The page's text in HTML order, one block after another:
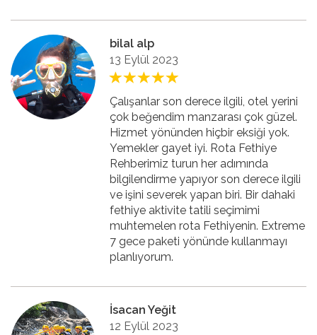
bilal alp
13 Eylül 2023
Çalışanlar son derece ilgili, otel yerini
çok beğendim manzarası çok güzel.
Hizmet yönünden hiçbir eksiği yok.
Yemekler gayet iyi. Rota Fethiye
Rehberimiz turun her adımında
bilgilendirme yapıyor son derece ilgili
ve işini severek yapan biri. Bir dahaki
fethiye aktivite tatili seçimimi
muhtemelen rota Fethiyenin. Extreme
7 gece paketi yönünde kullanmayı
planlıyorum.
İsacan Yeğit
12 Eylül 2023